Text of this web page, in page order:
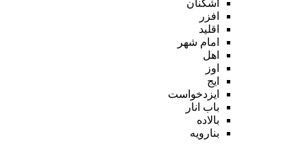
اشکنان
افزر
اقلید
امام شهر
اهل
اوز
ایج
ایزدخواست
باب انار
بالاده
بنارویه